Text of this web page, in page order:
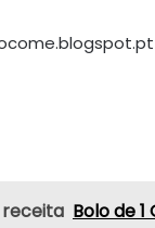
Bolo de 1